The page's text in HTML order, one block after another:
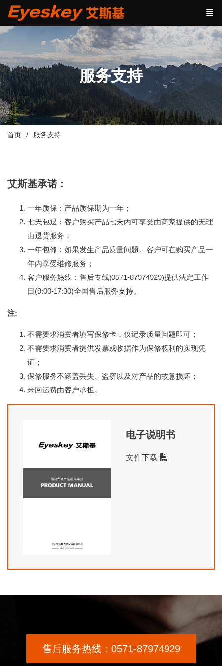
服务支持
首页 服务支持
艾斯基承诺：
一年质保：产品质保期为一年；
七天包退：客户购买产品七天内可享受由商家提供的无理
由退货服务；
一年包修：如果发生产品质量问题。客户可在购买产品一
年内享受维修服务；
客户服务热线：售后专线(0571-87974929)提供法定工作
日(9:00-17:30)全国售后服务支持。
注:
不需要求消费者填写保修卡，仅记录质量问题即可；
不需要求消费者提供发票或收据作为保修权利的实现凭
证；
保修服务不涵盖丢失、盗窃以及对产品的故意损坏；
来回运费由客户承担。
电子说明书
文件下载
售后服务热线：0571-87974929